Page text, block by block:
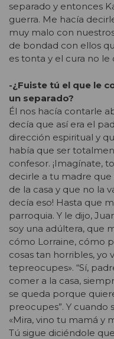
separado y entonces
guerra. Me hacía
muy malo con
de bondad con ellos
es tonta y el cura no le
-¿Fuiste tú el que le
un separado?
Él nos hacía contarle
decía que así era el
dirección espiritual y
había que ser
confesor. ¡Imagínate,
decirle a tu madre que
de la casa y que no la
decía eso! Hasta que
parroquia. Y le dijo,
soy una adúltera, que
cómo Lorraine, cómo
cosas tan horribles, yo
tepreocupes». “Sí,
comer a la casa,
se queda porque
preocupes”. Y cuando
«Mira, vino tu mamá y
Tú sigue diciéndole